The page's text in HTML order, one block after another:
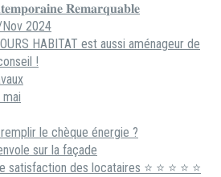
𝐑𝐞𝐦𝐚𝐫𝐪𝐮𝐚𝐛𝐥𝐞
2024
HABITAT est aussi aménageur de
!
le chèque énergie ?
sur la façade
satisfaction des locataires ⭐ ⭐ ⭐ ⭐ ⭐